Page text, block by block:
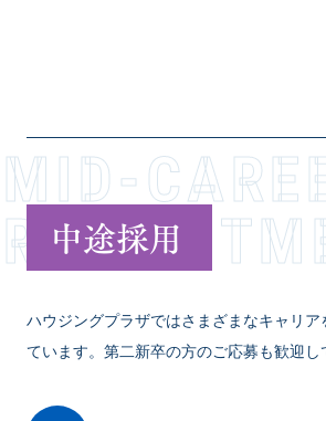
MID-
中途採用
ハウジングプラザではさまざまなキャリア
ています。第二新卒の方のご応募も歓迎し